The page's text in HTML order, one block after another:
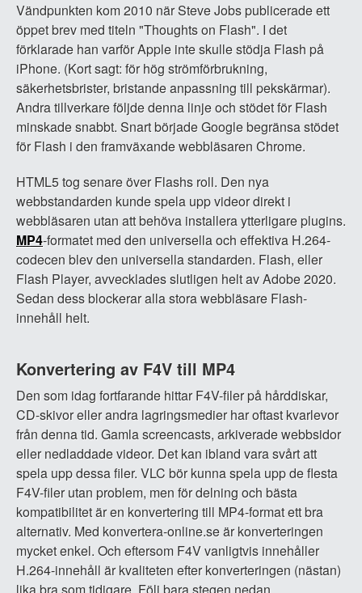
Vändpunkten kom 2010 när Steve Jobs publicerade ett
öppet brev med titeln "Thoughts on Flash". I det
förklarade han varför Apple inte skulle stödja Flash på
iPhone. (Kort sagt: för hög strömförbrukning,
säkerhetsbrister, bristande anpassning till pekskärmar).
Andra tillverkare följde denna linje och stödet för Flash
minskade snabbt. Snart började Google begränsa stödet
för Flash i den framväxande webbläsaren Chrome.
HTML5 tog senare över Flashs roll. Den nya
webbstandarden kunde spela upp videor direkt i
webbläsaren utan att behöva installera ytterligare plugins.
MP4-formatet med den universella och effektiva H.264-
codecen blev den universella standarden. Flash, eller
Flash Player, avvecklades slutligen helt av Adobe 2020.
Sedan dess blockerar alla stora webbläsare Flash-
innehåll helt.
Konvertering av F4V till MP4
Den som idag fortfarande hittar F4V-filer på hårddiskar,
CD-skivor eller andra lagringsmedier har oftast kvarlevor
från denna tid. Gamla screencasts, arkiverade webbsidor
eller nedladdade videor. Det kan ibland vara svårt att
spela upp dessa filer. VLC bör kunna spela upp de flesta
F4V-filer utan problem, men för delning och bästa
kompatibilitet är en konvertering till MP4-format ett bra
alternativ. Med konvertera-online.se är konverteringen
mycket enkel. Och eftersom F4V vanligtvis innehåller
H.264-innehåll är kvaliteten efter konverteringen (nästan)